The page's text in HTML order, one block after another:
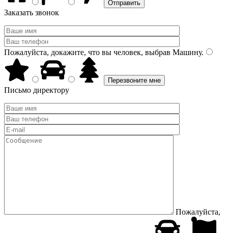
Заказать звонок
Пожалуйста, докажите, что вы человек, выбрав Машину.
Письмо директору
Пожалуйста,